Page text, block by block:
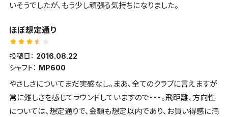
いそうでしたが、もう少し頑張る気持ちになりました。
ほぼ想定通り
投稿日： 2016.08.22
シャフト： MP600
やさしさについてまだ実感なし。まあ、全てのクラブに言えますが
常に難しさを感じてラウンドしていますので・・・。飛距離、方向性
については、想定通りで、金額も想定以内であり、お買い得感に満